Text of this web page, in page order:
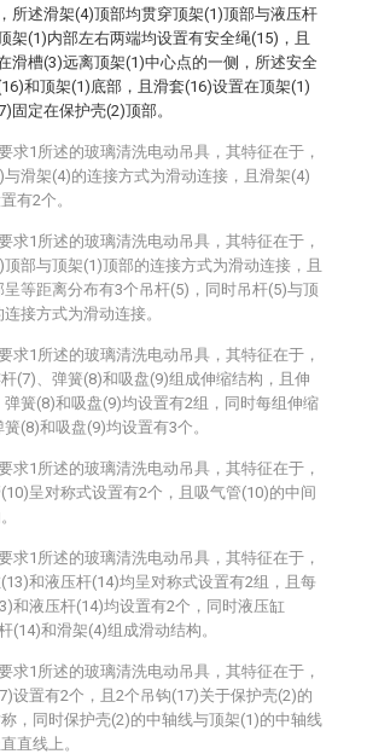
所述滑架(4)顶部均贯穿顶架(1)顶部与液压杆
架(1)内部左右两端均设置有安全绳(15)，且
滑槽(3)远离顶架(1)中心点的一侧，所述安全
和顶架(1)底部，且滑套(16)设置在顶架(1)
固定在保护壳(2)顶部。
求1所述的玻璃清洗电动吊具，其特征在于，
与滑架(4)的连接方式为滑动连接，且滑架(4)
有2个。
求1所述的玻璃清洗电动吊具，其特征在于，
顶部与顶架(1)顶部的连接方式为滑动连接，且
呈等距离分布有3个吊杆(5)，同时吊杆(5)与顶
接方式为滑动连接。
求1所述的玻璃清洗电动吊具，其特征在于，
(7)、弹簧(8)和吸盘(9)组成伸缩结构，且伸
弹簧(8)和吸盘(9)均设置有2组，同时每组伸缩
(8)和吸盘(9)均设置有3个。
求1所述的玻璃清洗电动吊具，其特征在于，
呈对称式设置有2个，且吸气管(10)的中间
求1所述的玻璃清洗电动吊具，其特征在于，
和液压杆(14)均呈对称式设置有2组，且每
和液压杆(14)均设置有2个，同时液压缸
(14)和滑架(4)组成滑动结构。
求1所述的玻璃清洗电动吊具，其特征在于，
设置有2个，且2个吊钩(17)关于保护壳(2)的
，同时保护壳(2)的中轴线与顶架(1)的中轴线
直线上。